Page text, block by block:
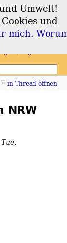
in Thread öffnen
NRW
Tue,
Umwelt!
und
mich.